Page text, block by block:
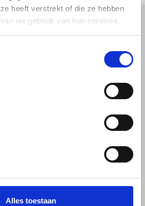
heeft verstrekt of die ze hebben
uw gebruik van hun services.
Alles toestaan